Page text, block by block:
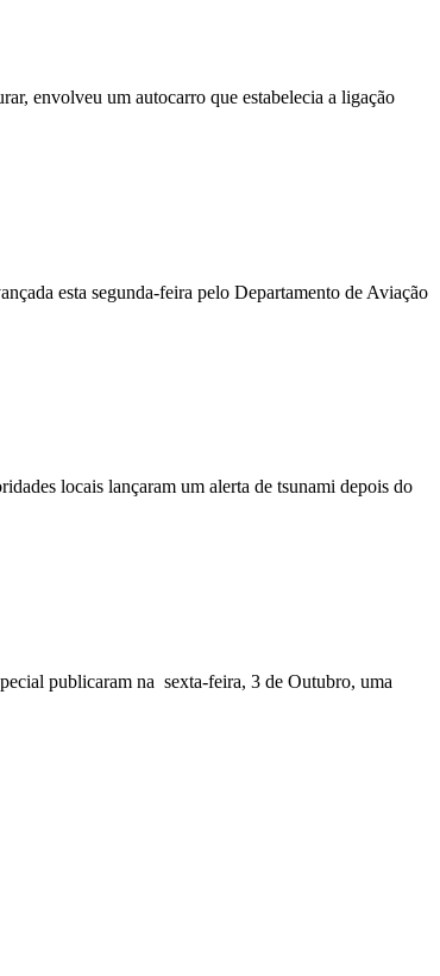
envolveu um autocarro que estabelecia a ligação
esta segunda-feira pelo Departamento de Aviação
locais lançaram um alerta de tsunami depois do
publicaram na sexta-feira, 3 de Outubro, uma